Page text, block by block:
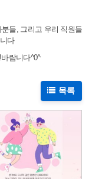
들, 그리고 우리 직원들
다
람니다^0^
목록